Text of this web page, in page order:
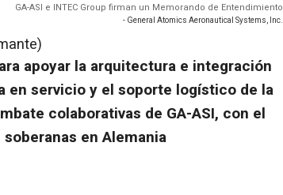
GA-ASI e INTEC Group firman un Memorando de Entendimiento
- General Atomics Aeronautical Systems, Inc.
apoyar la arquitectura e integración
en servicio y el soporte logístico de la
colaborativas de GA-ASI, con el
en Alemania